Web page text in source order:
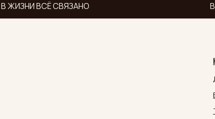
В ЖИЗНИ ВСЁ СВЯЗАНО